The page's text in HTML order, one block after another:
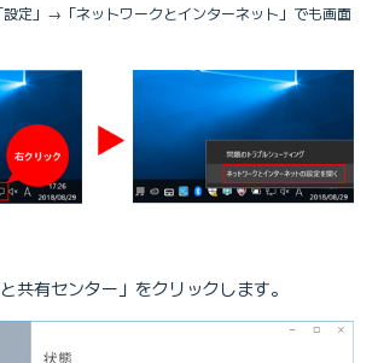
定」→「ネットワークとインターネット」でも画面
共有センター」をクリックします。